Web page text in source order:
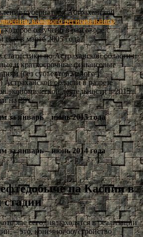
губернатора Астраханской
валового регионального
, которое озвучено в разговоре с
в марте 2005 года.
по Астраханской области и
и краткосрочные финансовые
(без субъектов малого
области в разрезе
экономической деятельности в 2015
на 25%.
за январь – июнь 2015 года
за январь – июнь 2014 года
на Каспии в
сегодня находятся в реализации
– это, конечно, обустройство